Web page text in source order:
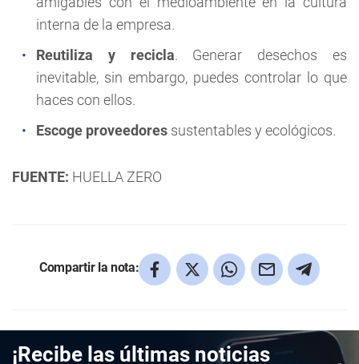
interna de la empresa.
Reutiliza y recicla. Generar desechos es
inevitable, sin embargo, puedes controlar lo que
haces con ellos.
Escoge proveedores sustentables y ecológicos.
FUENTE: HUELLA ZERO
Compartir la nota:
¡Recibe las últimas noticias